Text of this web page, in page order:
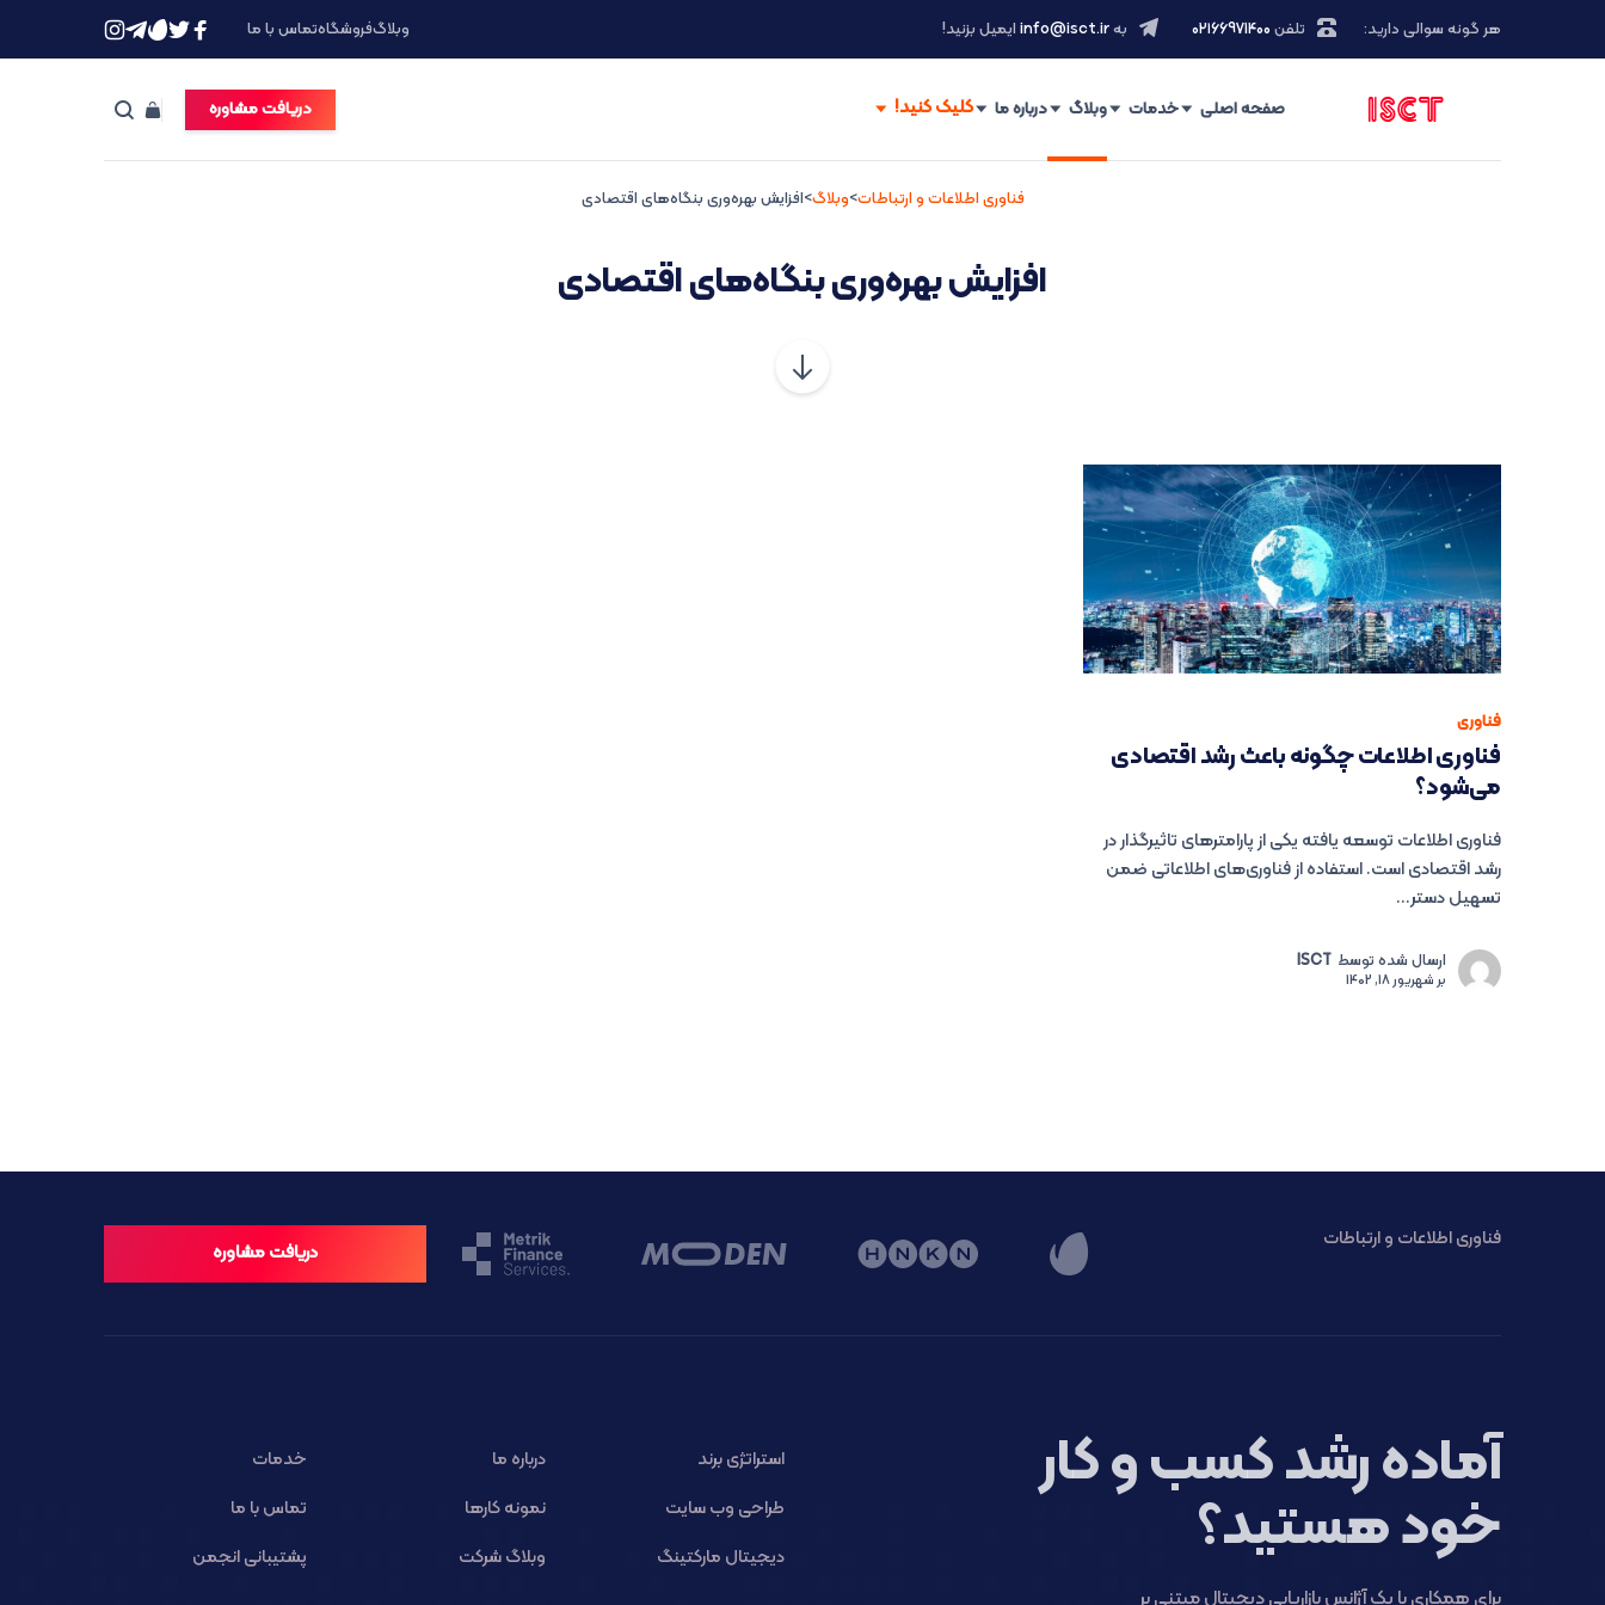
هر گونه سوالی دارید: تلفن ۰۲۱66971400 بهinfo@isct.ir ایمیل بزنید! وبلاگفروشگاهتماس با ما
صفحه اصلی خدمات وبلاگ درباره ما دریافت مشاوره
فناوری اطلاعات و ارتباطات>وبلاگ>افزایش بهره‌وری بنگاه‌های اقتصادی
افزایش بهره‌وری بنگاه‌های اقتصادی
فناوری
فناوری اطلاعات چگونه باعث رشد اقتصادی
می‌شود؟
فناوری اطلاعات توسعه یافته یکی از پارامترهای تاثیرگذار در
رشد اقتصادی است. استفاده از فناوری‌های اطلاعاتی ضمن
تسهیل دستر...
ارسال شده توسط ISCT
برشهریور 18, 1402
فناوری اطلاعات و ارتباطات
دریافت مشاوره
آماده رشد کسب و کار
خود هستید؟
برای همکاری با یک آژانس بازاریابی دیجیتال مبتنی بر
استراتژی برند درباره ما
خدمات
طراحی وب سایت
نمونه کارها
تماس با ما
دیجیتال مارکتینگ
وبلاگ شرکت پشتیبانی انجمن